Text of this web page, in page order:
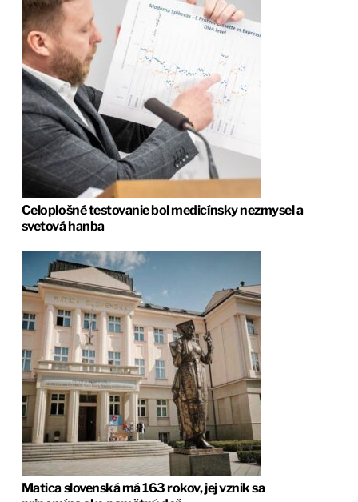
Celoplošné testovanie bol medicínsky nezmysel a
svetová hanba
Matica slovenská má 163 rokov, jej vznik sa